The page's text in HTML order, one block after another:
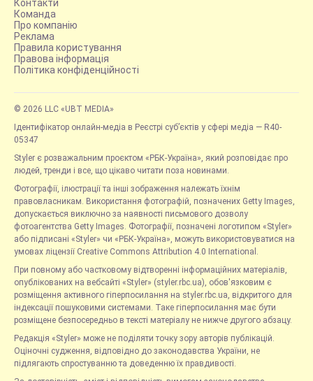
Контакти
Команда
Про компанію
Реклама
Правила користування
Правова інформація
Політика конфіденційності
© 2026 LLC «UBT MEDIA»
Ідентифікатор онлайн-медіа в Реєстрі суб’єктів у сфері медіа — R40-
05347
Styler є розважальним проєктом «РБК-Україна», який розповідає про
людей, тренди і все, що цікаво читати поза новинами.
Фотографії, ілюстрації та інші зображення належать їхнім
правовласникам. Використання фотографій, позначених Getty Images,
допускається виключно за наявності письмового дозволу
фотоагентства Getty Images. Фотографії, позначені логотипом «Styler»
або підписані «Styler» чи «РБК-Україна», можуть використовуватися на
умовах ліцензії Creative Commons Attribution 4.0 International.
При повному або частковому відтворенні інформаційних матеріалів,
опублікованих на вебсайті «Styler» (styler.rbc.ua), обов'язковим є
розміщення активного гіперпосилання на styler.rbc.ua, відкритого для
індексації пошуковими системами. Таке гіперпосилання має бути
розміщене безпосередньо в тексті матеріалу не нижче другого абзацу.
Редакція «Styler» може не поділяти точку зору авторів публікацій.
Оціночні судження, відповідно до законодавства України, не
підлягають спростуванню та доведенню їх правдивості.